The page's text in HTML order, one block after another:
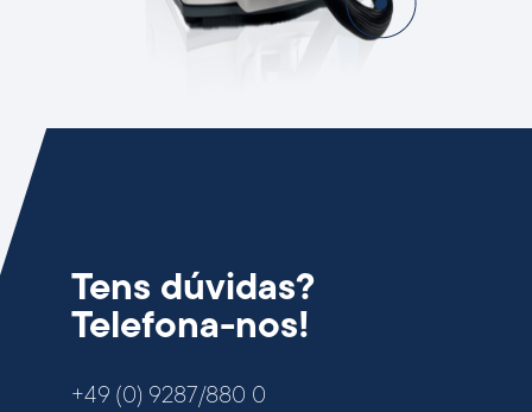
Tens dúvidas?
Telefona-nos!
+49 (0) 9287/880 0